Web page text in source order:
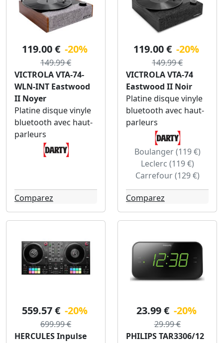
119.00 € -20%
149.99 €
VICTROLA VTA-74-
WLN-INT Eastwood
II Noyer
Platine disque vinyle
bluetooth avec haut-
parleurs
Comparez
119.00 € -20%
149.99 €
VICTROLA VTA-74
Eastwood II Noir
Platine disque vinyle
bluetooth avec haut-
parleurs
Boulanger (119 €)
Leclerc (119 €)
Carrefour (129 €)
Comparez
559.57 € -20%
699.99 €
HERCULES Inpulse
23.99 € -20%
29.99 €
PHILIPS TAR3306/12